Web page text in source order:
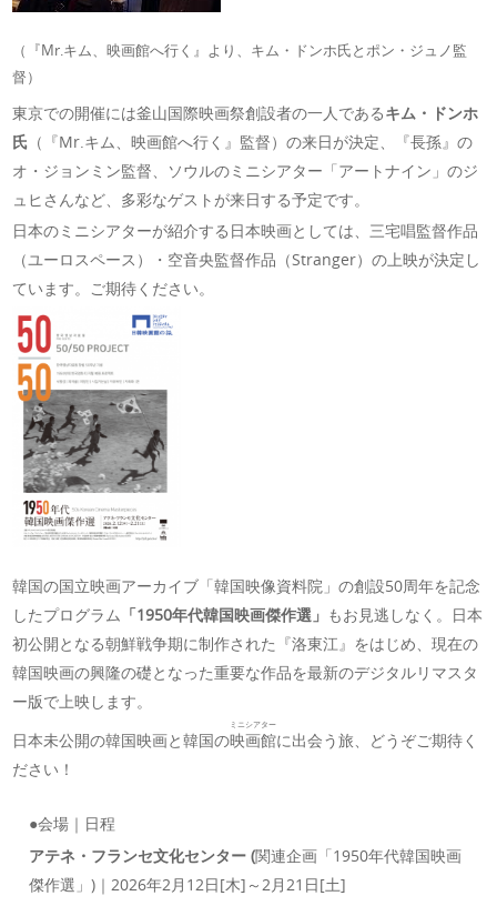
（『Mr.キム、映画館へ行く』より、キム・ドンホ氏とポン・ジュノ監
督）
東京での開催には釜山国際映画祭創設者の一人であるキム・ドンホ
氏 （『Mr.キム、映画館へ行く』監督）の来日が決定、『長孫』の
オ・ジョンミン監督、ソウルのミニシアター「アートナイン」のジ
ュヒさんなど、多彩なゲストが来日する予定です。
日本のミニシアターが紹介する日本映画としては、三宅唱監督作品
（ユーロスペース）・空音央監督作品（Stranger）の上映が決定し
ています。ご期待ください。
韓国の国立映画アーカイブ「韓国映像資料院」の創設50周年を記念
したプログラム 「1950年代韓国映画傑作選」 もお見逃しなく。日本
初公開となる朝鮮戦争期に制作された『洛東江』をはじめ、現在の
韓国映画の興隆の礎となった重要な作品を最新のデジタルリマスタ
ー版で上映します。
日本未公開の韓国映画と韓国の映画館
ミニシアター
に出会う旅、どうぞご期待く
ださい！
●会場｜日程
アテネ・フランセ文化センター (関連企画「1950年代韓国映画
傑作選」)｜2026年2月12日[木]～2月21日[土]